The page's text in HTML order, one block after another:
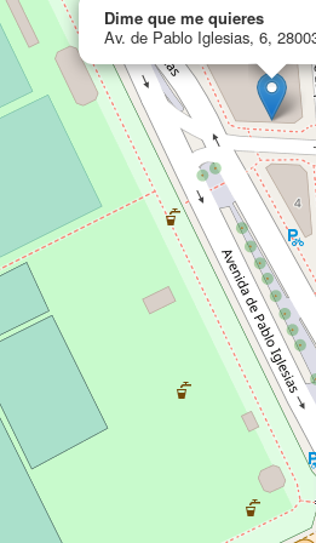
Dime que me quieres
Av. de Pablo Iglesias, 6,